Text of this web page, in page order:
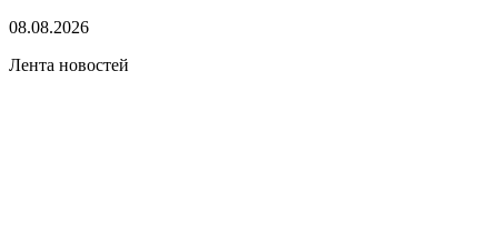
08.08.2026
Лента новостей